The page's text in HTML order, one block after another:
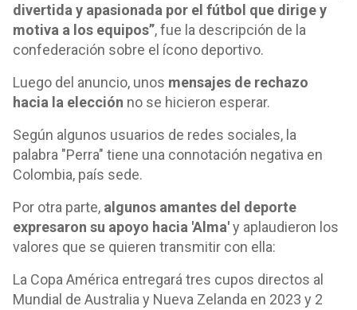
divertida y apasionada por el fútbol que dirige y
motiva a los equipos”, fue la descripción de la
confederación sobre el ícono deportivo.
Luego del anuncio, unos mensajes de rechazo
hacia la elección no se hicieron esperar.
Según algunos usuarios de redes sociales, la
palabra "Perra" tiene una connotación negativa en
Colombia, país sede.
Por otra parte, algunos amantes del deporte
expresaron su apoyo hacia 'Alma'y aplaudieron los
valores que se quieren transmitir con ella:
La Copa América entregará tres cupos directos al
Mundial de Australia y Nueva Zelanda en 2023 y 2